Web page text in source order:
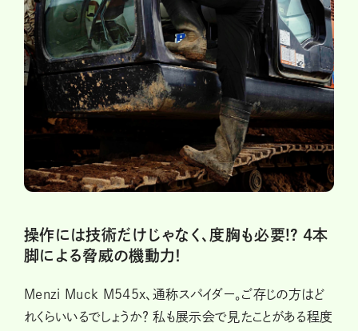
操作には技術だけじゃなく、度胸も必要!? 4本
脚による脅威の機動力！
Menzi Muck M545x、通称スパイダー。ご存じの方はど
れくらいいるでしょうか？ 私も展示会で見たことがある程度